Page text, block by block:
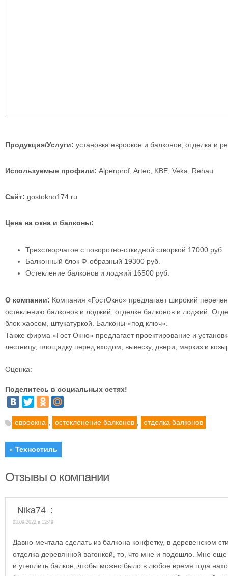
Продукция/Услуги: установка евроокон и балконов, отделка и
Используемые профили: Alpenprof, Artec, KBE, Veka, Rehau
Сайт: gostokno174.ru
Цена на окна и балконы:
Трехстворчатое с поворотно-откидной створкой 17000 руб.
Балконный блок Ф-образный 19300 руб.
Остекление балконов и лоджий 16500 руб.
О компании: Компания «ГостОкно» предлагает широкий
остеклению балконов и лоджий, отделке балконов и лоджий.
блок-хаосом, штукатуркой. Балконы «под ключ».
Также фирма «Гост Окно» предлагает проектирование и
лестницу, площадку перед входом, вывеску, двери, маркиз и
Оценка:
Поделитесь в социальных сетях!
евроокна остекленение балконов отделка балконов
« Техностиль
Отзывы о компании
Nika74 :
03.09.2022 в 12:49
Давно мечтала сделать из балкона конфетку, в деревенском
отделка деревянной вагонкой, то, что мне и подошло. Мне
и утеплить балкон, чтобы можно было в любое время года